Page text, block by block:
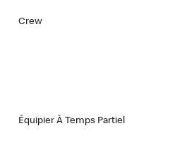
Crew
Équipier À Temps Partiel